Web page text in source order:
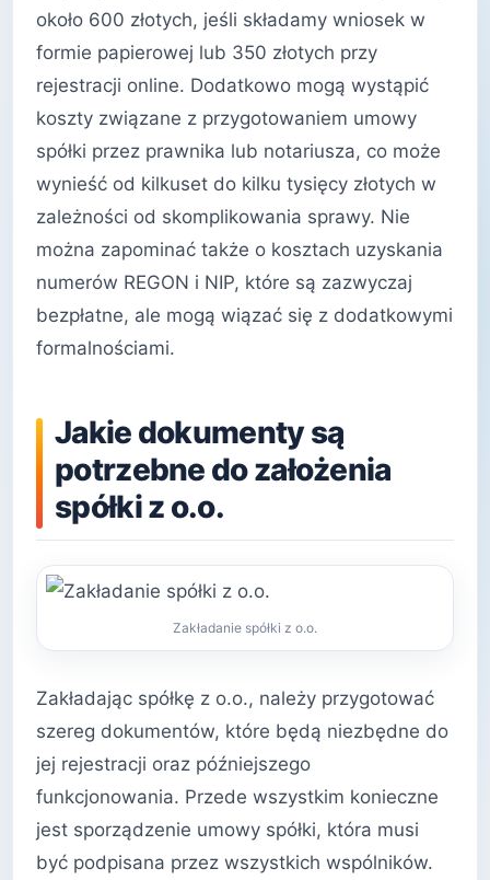
około 600 złotych, jeśli składamy wniosek w
formie papierowej lub 350 złotych przy
rejestracji online. Dodatkowo mogą wystąpić
koszty związane z przygotowaniem umowy
spółki przez prawnika lub notariusza, co może
wynieść od kilkuset do kilku tysięcy złotych w
zależności od skomplikowania sprawy. Nie
można zapominać także o kosztach uzyskania
numerów REGON i NIP, które są zazwyczaj
bezpłatne, ale mogą wiązać się z dodatkowymi
formalnościami.
Jakie dokumenty są
potrzebne do założenia
spółki z o.o.
Zakładanie spółki z o.o.
Zakładając spółkę z o.o., należy przygotować
szereg dokumentów, które będą niezbędne do
jej rejestracji oraz późniejszego
funkcjonowania. Przede wszystkim konieczne
jest sporządzenie umowy spółki, która musi
być podpisana przez wszystkich wspólników.